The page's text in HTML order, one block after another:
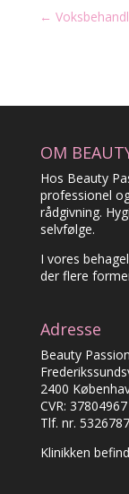
←
OM
Hos Beauty
professionel
rådgivning.
selvfølge.
I vores
der flere
Adresse
Beauty Passion
2400
CVR: 37804967
Tlf. nr.
Klinikken